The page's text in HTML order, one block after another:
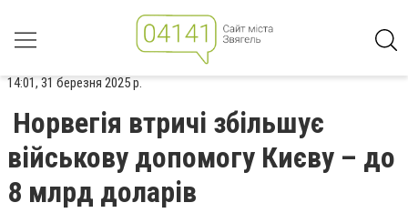
14:01, 31 березня 2025 р.
Норвегія втричі збільшує
військову допомогу Києву – до
8 млрд доларів